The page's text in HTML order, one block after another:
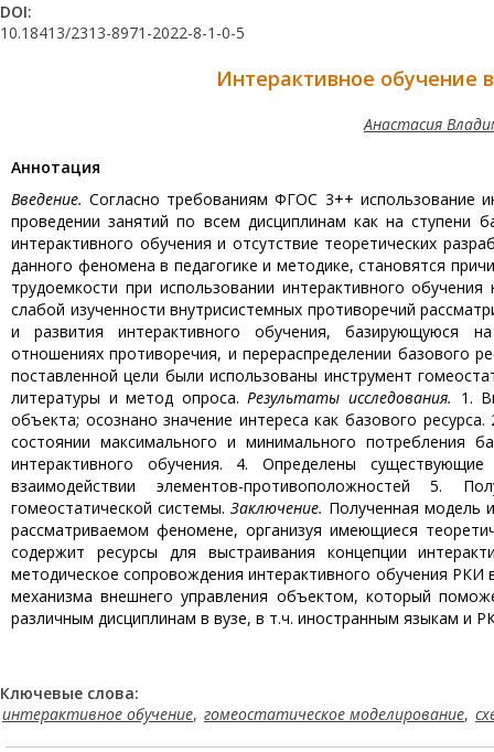
DOI:
10.18413/2313-8971-2022-8-1-0-5
Интерактивное обучение
Анастасия
Aннотация
Введение. Согласно требованиям ФГОС 3++ использование
проведении занятий по всем дисциплинам как на ступени
интерактивного обучения и отсутствие теоретических
данного феномена в педагогике и методике, становятся
трудоемкости при использовании интерактивного
слабой изученности внутрисистемных противоречий
и развития интерактивного обучения, базирующуюся
отношениях противоречия, и перераспределении базового
поставленной цели были использованы инструмент
литературы и метод опроса.Результаты исследования. 1.
объекта; осознано значение интереса как базового
состоянии максимального и минимального потребления
интерактивного обучения. 4. Определены
взаимодействии элементов-противоположностей 5.
гомеостатической системы. Заключение. Полученная модель
рассматриваемом феномене, организуя имеющиеся
содержит ресурсы для выстраивания концепции
методическое сопровождения интерактивного обучения
механизма внешнего управления объектом, который
различным дисциплинам в вузе, в т.ч. иностранным языкам и
Ключевые слова:
интерактивное обучение, гомеостатическое моделирование,